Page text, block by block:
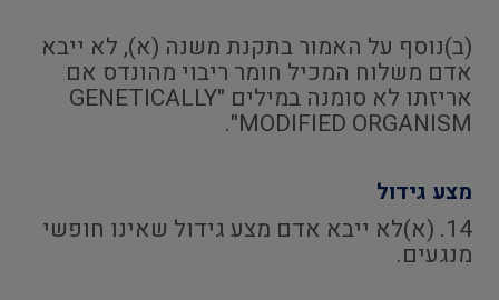
(ב)נוסף על האמור בתקנת משנה (א), לא ייבא
אדם משלוח המכיל חומר ריבוי מהונדס אם
אריזתו לא סומנה במילים "GENETICALLY
MODIFIED ORGANISM".
מצע גידול
14. (א)לא ייבא אדם מצע גידול שאינו חופשי
מנגעים.